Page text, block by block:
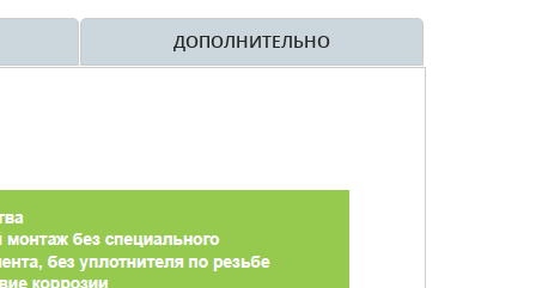
ДОПОЛНИТЕЛЬНО